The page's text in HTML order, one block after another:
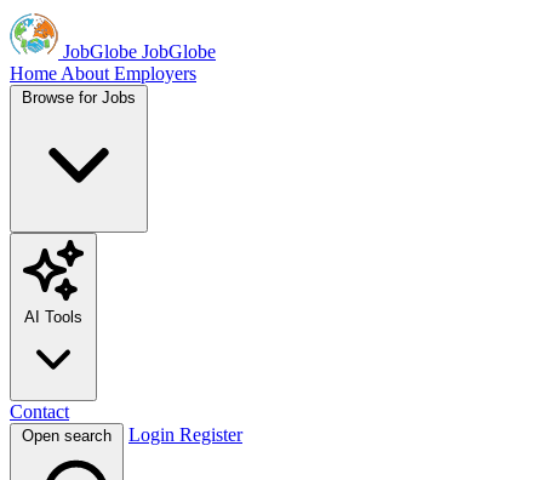
JobGlobe JobGlobe
Home About Employers
Browse for Jobs
AI Tools
Contact
Open search Login Register